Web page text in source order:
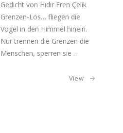
Gedicht von Hıdır Eren Çelik
Grenzen-Los… fliegen die
Vögel in den Himmel hinein.
Nur trennen die Grenzen die
Menschen, sperren sie …
View